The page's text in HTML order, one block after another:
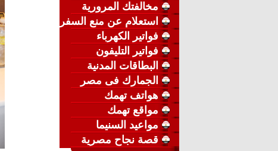
مخالفتك المرورية
استعلام عن منع السفر
فواتير الكهرباء
فواتير التليفون
البطاقات المدنية
الجمارك فى مصر
هواتف تهمك
مواقع تهمك
مواعيد السنيما
قصة نجاح مصرية